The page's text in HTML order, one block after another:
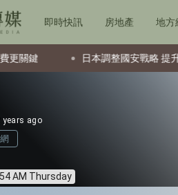
即時快訊 房地產 地方
本調整國安戰略 提升軍力深化美日合作
years ago
AM Thursday